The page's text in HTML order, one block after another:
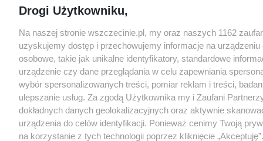
Drogi Użytkowniku,
Na naszej stronie wszczecinie.pl, my oraz naszych 1162
uzyskujemy dostęp i przechowujemy informacje na
osobowe, takie jak unikalne identyfikatory, standardowe
urządzenie czy dane przeglądania w celu zapewniania
wybór spersonalizowanych treści, pomiar reklam i treści,
ulepszanie usług. Za zgodą Użytkownika my i Zaufani
dokładnych danych geolokalizacyjnych oraz aktywnie
urządzenia do celów identyfikacji. Ponieważ cenimy Twoją
na korzystanie z tych technologii poprzez kliknięcie